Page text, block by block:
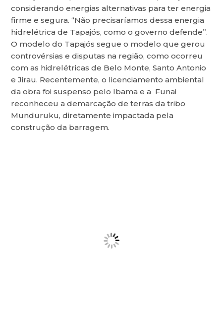
considerando energias alternativas para ter energia
firme e segura. “Não precisaríamos dessa energia
hidrelétrica de Tapajós, como o governo defende”.
O modelo do Tapajós segue o modelo que gerou
controvérsias e disputas na região, como ocorreu
com as hidrelétricas de Belo Monte, Santo Antonio
e Jirau. Recentemente, o licenciamento ambiental
da obra foi suspenso pelo Ibama e a Funai
reconheceu a demarcação de terras da tribo
Munduruku, diretamente impactada pela
construção da barragem.